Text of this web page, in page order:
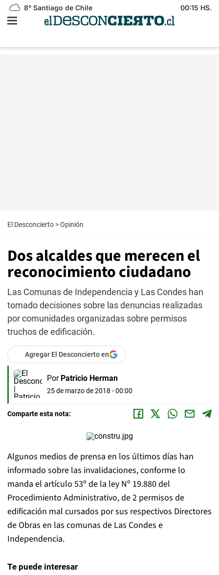
8° Santiago de Chile 00:15 HS.
El Desconcierto >Opinión
Dos alcaldes que merecen el
reconocimiento ciudadano
Las Comunas de Independencia y Las Condes han
tomado decisiones sobre las denuncias realizadas
por comunidades organizadas sobre permisos
truchos de edificación.
Agregar El Desconcierto en
Por Patricio Herman
25 de marzo de 2018 - 00:00
Comparte esta nota:
Algunos medios de prensa en los últimos días han
informado sobre las invalidaciones, conforme lo
manda el artículo 53º de la ley Nº 19.880 del
Procedimiento Administrativo, de 2 permisos de
edificación mal cursados por sus respectivos Directores
de Obras en las comunas de Las Condes e
Independencia.
Te puede interesar